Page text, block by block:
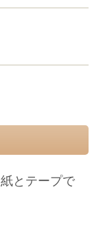
とテープで